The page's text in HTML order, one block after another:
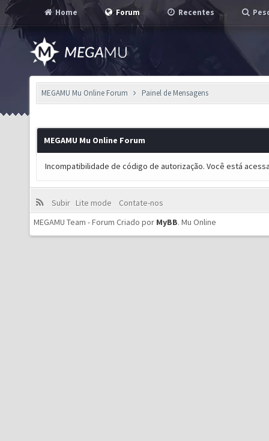
Home Forum Recentes
MEGAMU Mu Online Forum Painel de Mensagens
MEGAMU Mu Online Forum
Incompatibilidade de código de autorização. Você está
Subir Lite mode
Contate-nos
MEGAMU Team - Forum Criado por MyBB. Mu Online